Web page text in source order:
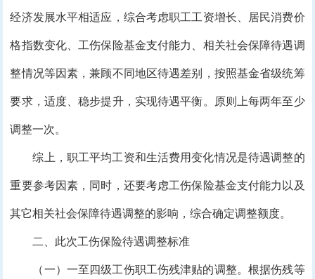
经济发展水平相适应，综合考虑职工工资增长、居民消费价
格指数变化、工伤保险基金支付能力、相关社会保障待遇调
整情况等因素，兼顾不同地区待遇差别，按照基金省级统筹
要求，适度、稳步提升，实现待遇平衡。原则上每两年至少
调整一次。
综上，职工平均工资和生活费用变化情况是待遇调整的
重要参考因素，同时，还要考虑工伤保险基金支付能力以及
其它相关社会保障待遇调整的影响，综合确定调整额度。
二、此次工伤保险待遇调整标准
（一）一至四级工伤职工伤残津贴的调整。根据伤残等